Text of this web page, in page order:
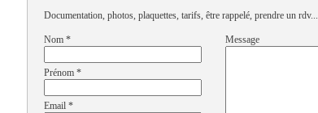
Documentation, photos, plaquettes, tarifs, être rappelé, prendre un rdv...
Nom *
Prénom *
Email *
Message